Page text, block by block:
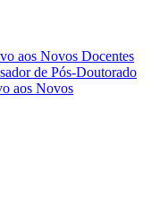
aos Novos Docentes
de Pós-Doutorado
aos Novos